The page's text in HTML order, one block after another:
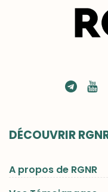
DÉCOUVRIR
A propos de RGNR